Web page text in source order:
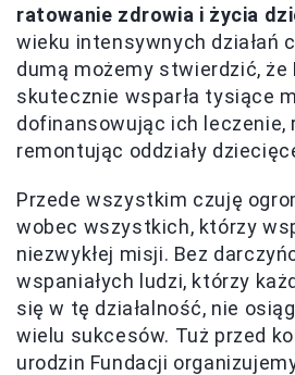
ratowanie zdrowia i życia
wieku intensywnych działań
dumą możemy stwierdzić, że
skutecznie wsparła tysiące
dofinansowując ich leczenie,
remontując oddziały
Przede wszystkim czuję
wobec wszystkich, którzy
niezwykłej misji. Bez
wspaniałych ludzi, którzy
się w tę działalność, nie
wielu sukcesów. Tuż przed
urodzin Fundacji